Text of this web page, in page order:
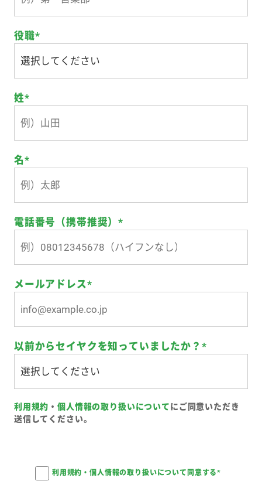
役職*
姓*
名*
電話番号（携帯推奨）*
メールアドレス*
以前からセイヤクを知っていましたか？ *
利用規約 ・個人情報の取り扱いについてにご同意いただき
送信してください。
利用規約・個人情報の取り扱いについて同意する*